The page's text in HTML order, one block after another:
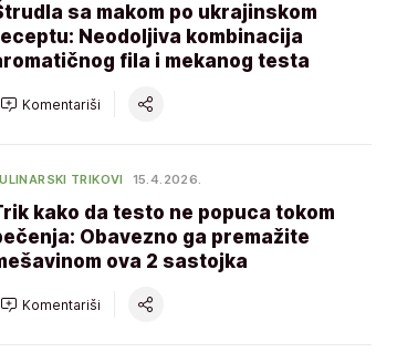
sa makom po ukrajinskom
Neodoljiva kombinacija
fila i mekanog testa
Komentariši
TRIKOVI 15.4.2026.
kako da testo ne popuca tokom
Obavezno ga premažite
ova 2 sastojka
Komentariši